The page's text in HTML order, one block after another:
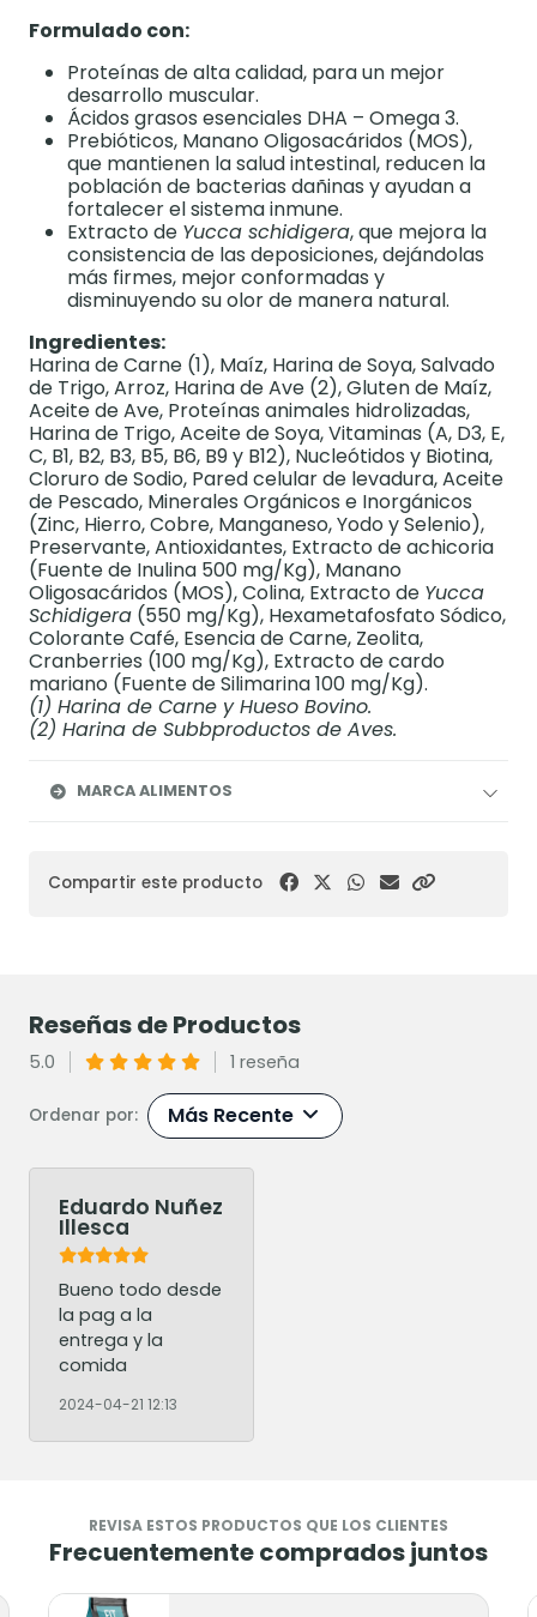
Formulado con:
Proteínas de alta calidad, para un mejor
desarrollo muscular.
Ácidos grasos esenciales DHA – Omega 3.
Prebióticos, Manano Oligosacáridos (MOS),
que mantienen la salud intestinal, reducen la
población de bacterias dañinas y ayudan a
fortalecer el sistema inmune.
Extracto de Yucca schidigera, que mejora la
consistencia de las deposiciones, dejándolas
más firmes, mejor conformadas y
disminuyendo su olor de manera natural.
Ingredientes:
Harina de Carne (1), Maíz, Harina de Soya, Salvado
de Trigo, Arroz, Harina de Ave (2), Gluten de Maíz,
Aceite de Ave, Proteínas animales hidrolizadas,
Harina de Trigo, Aceite de Soya, Vitaminas (A, D3, E,
C, B1, B2, B3, B5, B6, B9 y B12), Nucleótidos y Biotina,
Cloruro de Sodio, Pared celular de levadura, Aceite
de Pescado, Minerales Orgánicos e Inorgánicos
(Zinc, Hierro, Cobre, Manganeso, Yodo y Selenio),
Preservante, Antioxidantes, Extracto de achicoria
(Fuente de Inulina 500 mg/Kg), Manano
Oligosacáridos (MOS), Colina, Extracto de Yucca
Schidigera (550 mg/Kg), Hexametafosfato Sódico,
Colorante Café, Esencia de Carne, Zeolita,
Cranberries (100 mg/Kg), Extracto de cardo
mariano (Fuente de Silimarina 100 mg/Kg).
(1) Harina de Carne y Hueso Bovino.
(2) Harina de Subbproductos de Aves.
MARCA ALIMENTOS
Compartir este producto
Reseñas de Productos
5.0 1 reseña
Ordenar por: Más Recente
Eduardo Nuñez
Illesca
Bueno todo desde
la pag a la
entrega y la
comida
2024-04-21 12:13
REVISA ESTOS PRODUCTOS QUE LOS CLIENTES
Frecuentemente comprados juntos